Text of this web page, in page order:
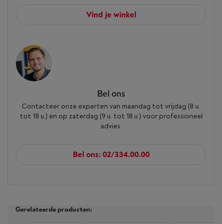
Vind je winkel
Bel ons
Contacteer onze experten van maandag tot vrijdag (8 u.
tot 18 u.) en op zaterdag (9 u. tot 18 u.) voor professioneel
advies.
Bel ons: 02/334.00.00
Gerelateerde producten: